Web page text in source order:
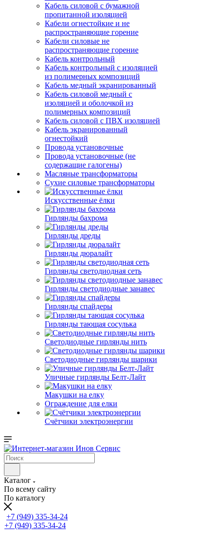
Кабель силовой с бумажной
пропитанной изоляцией
Кабели огнестойкие и не
распространяющие горение
Кабели силовые не
распространяющие горение
Кабель контрольный
Кабель контрольный с изоляцией
из полимерных композиций
Кабель медный экранированный
Кабель силовой медный с
изоляцией и оболочкой из
полимерных композиций
Кабель силовой с ПВХ изоляцией
Кабель экранированный
огнестойкий
Провода установочные
Провода установочные (не
содержащие галогены)
Масляные трансформаторы
Сухие силовые трансформаторы
Искусственные ёлки
Гирлянды бахрома
Гирлянды дреды
Гирлянды дюралайт
Гирлянды светодиодная сеть
Гирлянды светодиодные занавес
Гирлянды спайдеры
Гирлянды тающая сосулька
Светодиодные гирлянды нить
Светодиодные гирлянды шарики
Уличные гирлянды Белт-Лайт
Макушки на елку
Ограждение для елки
Счётчики электроэнергии
Каталог
По всему сайту
По каталогу
+7 (949) 335-34-24
+7 (949) 335-34-24